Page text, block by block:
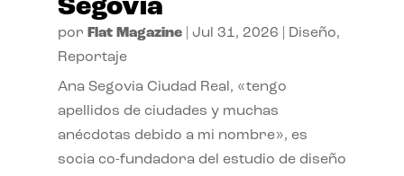
Segovia
por Flat Magazine| Jul 31, 2026 Diseño,
Reportaje
Ana Segovia Ciudad Real, «tengo
apellidos de ciudades y muchas
anécdotas debido a mi nombre», es
socia co-fundadora del estudio de diseño